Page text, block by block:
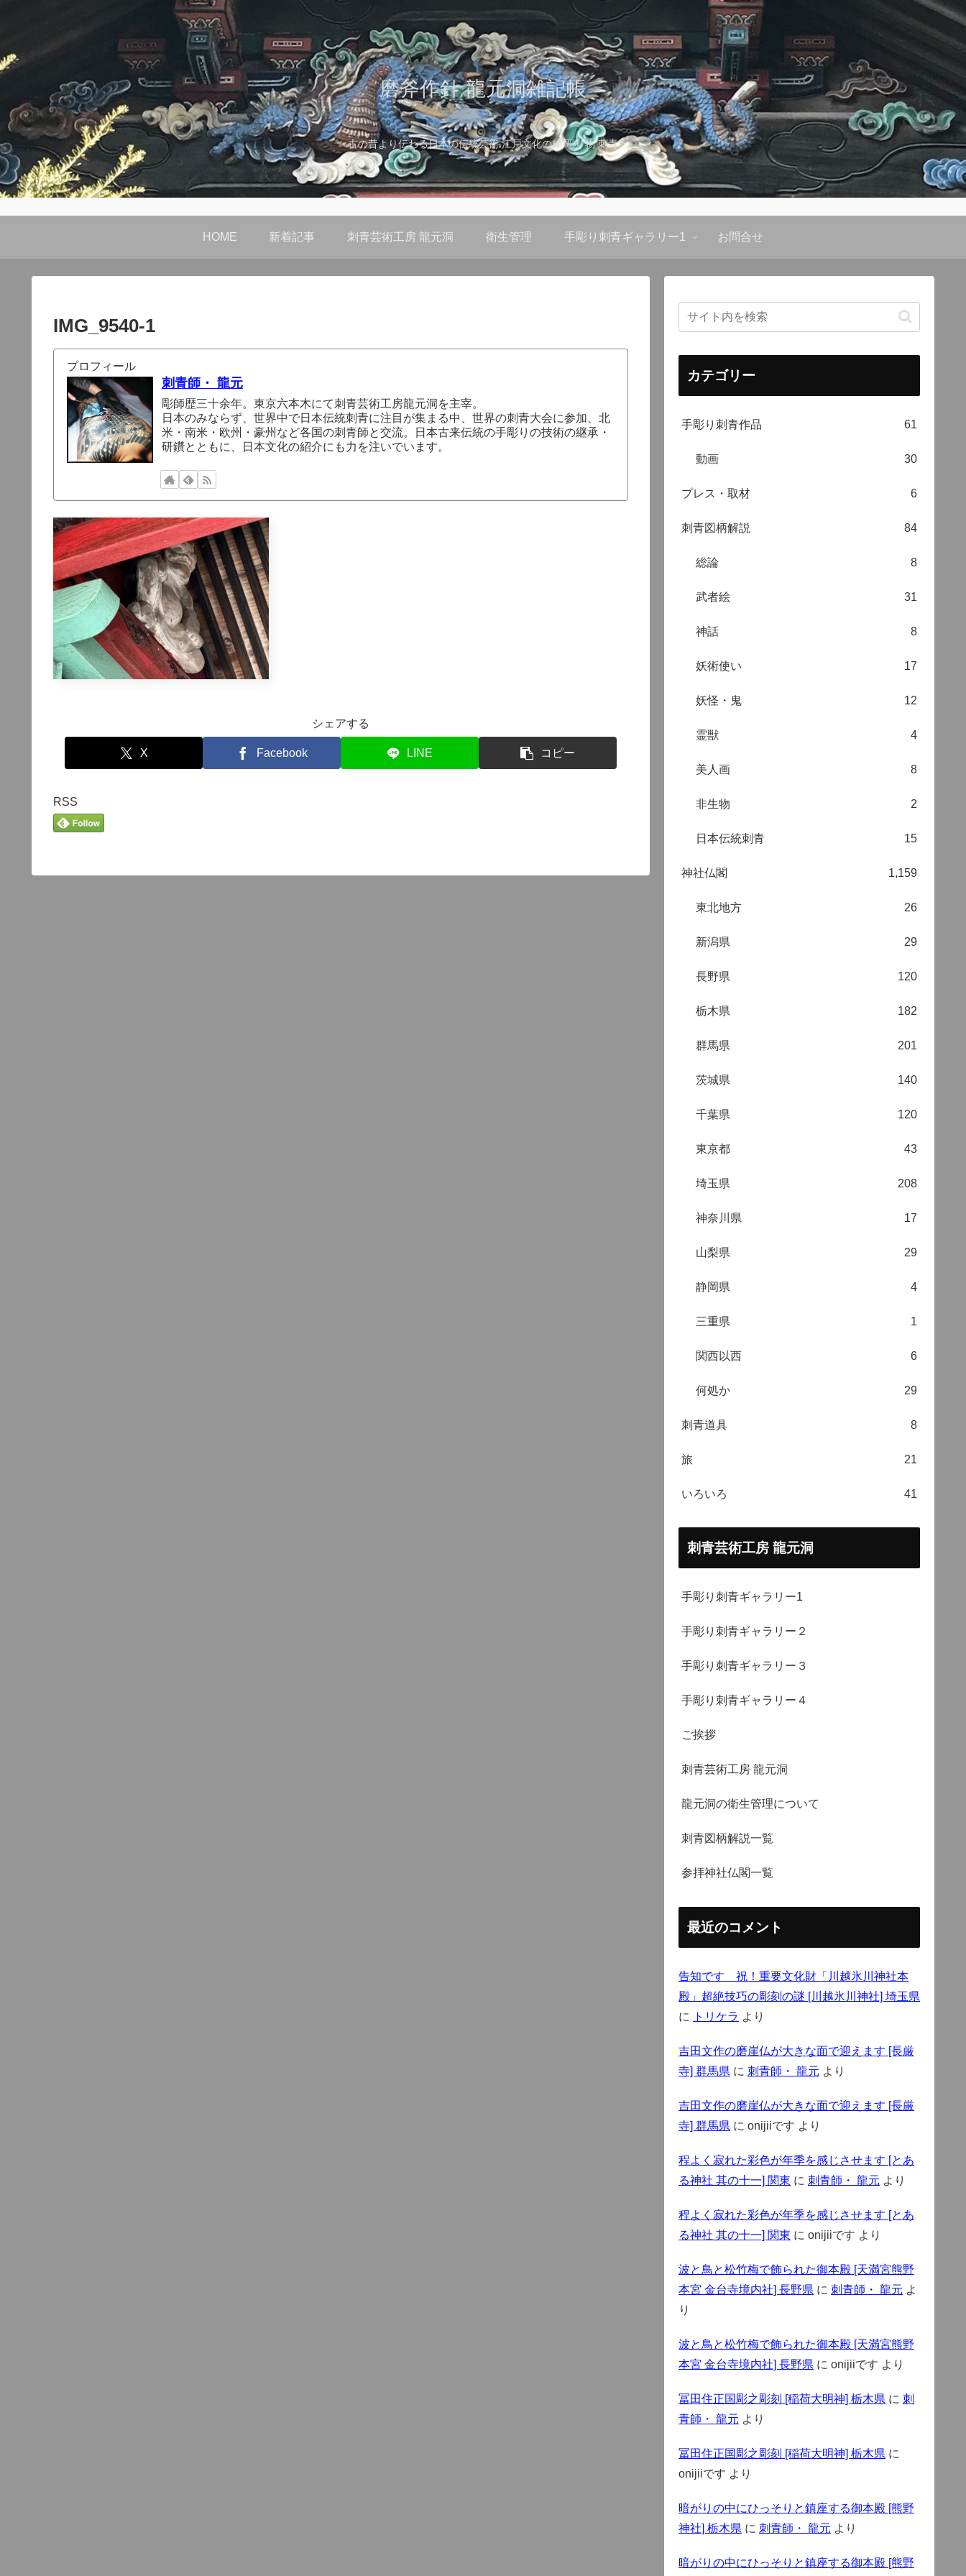
磨斧作針 龍元洞雑記帳
古の昔より伝わる日本の伝統芸術 江戸文化の粋 彫り物 刺青
HOME 新着記事 刺青芸術工房 龍元洞 衛生管理 手彫り刺青ギャラリー1 お問合せ
IMG_9540-1
プロフィール
刺青師・ 龍元
彫師歴三十余年。東京六本木にて刺青芸術工房龍元洞を主宰。
日本のみならず、世界中で日本伝統刺青に注目が集まる中、世界の刺青大会に参加、北
米・南米・欧州・豪州など各国の刺青師と交流。日本古来伝統の手彫りの技術の継承・
研鑽とともに、日本文化の紹介にも力を注いでいます。
シェアする
X Facebook LINE コピー
RSS
カテゴリー
手彫り刺青作品 61
動画 30
プレス・取材 6
刺青図柄解説 84
総論 8
武者絵 31
神話 8
妖術使い 17
妖怪・鬼 12
霊獣 4
美人画 8
非生物 2
日本伝統刺青 15
神社仏閣 1,159
東北地方 26
新潟県 29
長野県 120
栃木県 182
群馬県 201
茨城県 140
千葉県 120
東京都 43
埼玉県 208
神奈川県 17
山梨県 29
静岡県 4
三重県 1
関西以西 6
何処か 29
刺青道具 8
旅 21
いろいろ 41
刺青芸術工房 龍元洞
手彫り刺青ギャラリー1
手彫り刺青ギャラリー２
手彫り刺青ギャラリー３
手彫り刺青ギャラリー４
ご挨拶
刺青芸術工房 龍元洞
龍元洞の衛生管理について
刺青図柄解説一覧
参拝神社仏閣一覧
最近のコメント
告知です 祝！重要文化財「川越氷川神社本
殿」超絶技巧の彫刻の謎 [川越氷川神社] 埼玉県
に
トリケラ より
吉田文作の磨崖仏が大きな面で迎えます [長厳
寺] 群馬県 に 刺青師・ 龍元 より
吉田文作の磨崖仏が大きな面で迎えます [長厳
寺] 群馬県 に onijiiです より
程よく寂れた彩色が年季を感じさせます [とあ
る神社 其の十一] 関東 に 刺青師・ 龍元 より
程よく寂れた彩色が年季を感じさせます [とあ
る神社 其の十一] 関東 に onijiiです より
波と鳥と松竹梅で飾られた御本殿 [天満宮熊野
本宮 金台寺境内社] 長野県 に 刺青師・ 龍元 よ
り
波と鳥と松竹梅で飾られた御本殿 [天満宮熊野
本宮 金台寺境内社] 長野県 に onijiiです より
冨田住正国彫之彫刻 [稲荷大明神] 栃木県 に 刺
青師・ 龍元 より
冨田住正国彫之彫刻 [稲荷大明神] 栃木県 に
onijiiです より
暗がりの中にひっそりと鎮座する御本殿 [熊野
神社] 栃木県 に 刺青師・ 龍元 より
暗がりの中にひっそりと鎮座する御本殿 [熊野